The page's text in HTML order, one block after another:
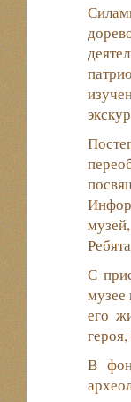
С
музее
его
В